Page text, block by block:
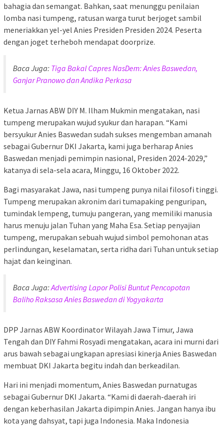
bahagia dan semangat. Bahkan, saat menunggu penilaian
lomba nasi tumpeng, ratusan warga turut berjoget sambil
meneriakkan yel-yel Anies Presiden Presiden 2024. Peserta
dengan joget terheboh mendapat doorprize.
Baca Juga: Tiga Bakal Capres NasDem: Anies Baswedan,
Ganjar Pranowo dan Andika Perkasa
Ketua Jarnas ABW DIY M. Ilham Mukmin mengatakan, nasi
tumpeng merupakan wujud syukur dan harapan. “Kami
bersyukur Anies Baswedan sudah sukses mengemban amanah
sebagai Gubernur DKI Jakarta, kami juga berharap Anies
Baswedan menjadi pemimpin nasional, Presiden 2024-2029,”
katanya di sela-sela acara, Minggu, 16 Oktober 2022.
Bagi masyarakat Jawa, nasi tumpeng punya nilai filosofi tinggi.
Tumpeng merupakan akronim dari tumapaking penguripan,
tumindak lempeng, tumuju pangeran, yang memiliki manusia
harus menuju jalan Tuhan yang Maha Esa. Setiap penyajian
tumpeng, merupakan sebuah wujud simbol pemohonan atas
perlindungan, keselamatan, serta ridha dari Tuhan untuk setiap
hajat dan keinginan.
Baca Juga: Advertising Lapor Polisi Buntut Pencopotan
Baliho Raksasa Anies Baswedan di Yogyakarta
DPP Jarnas ABW Koordinator Wilayah Jawa Timur, Jawa
Tengah dan DIY Fahmi Rosyadi mengatakan, acara ini murni dari
arus bawah sebagai ungkapan apresiasi kinerja Anies Baswedan
membuat DKI Jakarta begitu indah dan berkeadilan.
Hari ini menjadi momentum, Anies Baswedan purnatugas
sebagai Gubernur DKI Jakarta. “Kami di daerah-daerah iri
dengan keberhasilan Jakarta dipimpin Anies. Jangan hanya ibu
kota yang dahsyat, tapi juga Indonesia. Maka Indonesia